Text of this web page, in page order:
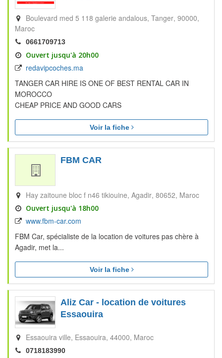
Boulevard med 5 118 galerie andalous Tanger‎ 90000
Maroc
0661709713
Ouvert jusqu'à 20h00
redavipcoches.ma
TANGER CAR HIRE IS ONE OF BEST RENTAL CAR IN
MOROCCO
CHEAP PRICE AND GOOD CARS
Voir la fiche
FBM CAR
Hay zaitoune bloc f n46 tikiouine Agadir 80652 Maroc
Ouvert jusqu'à 18h00
www.fbm-car.com
FBM Car, spécialiste de la location de voitures pas chère à
Agadir, met la...
Voir la fiche
Aliz Car - location de voitures
Essaouira
Essaouira ville Essaouira 44000 Maroc
0718183990